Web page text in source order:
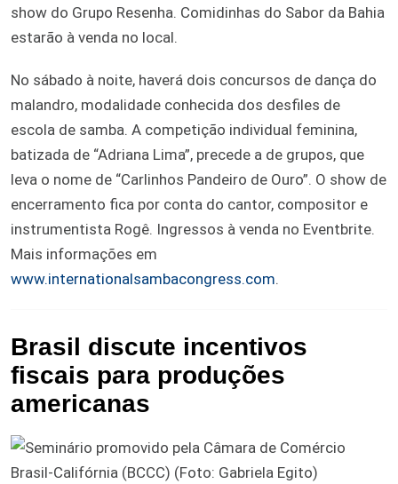
show do Grupo Resenha. Comidinhas do Sabor da Bahia
estarão à venda no local.
No sábado à noite, haverá dois concursos de dança do
malandro, modalidade conhecida dos desfiles de
escola de samba. A competição individual feminina,
batizada de “Adriana Lima”, precede a de grupos, que
leva o nome de “Carlinhos Pandeiro de Ouro”. O show de
encerramento fica por conta do cantor, compositor e
instrumentista Rogê. Ingressos à venda no Eventbrite.
Mais informações em
www.internationalsambacongress.com.
Brasil discute incentivos
fiscais para produções
americanas